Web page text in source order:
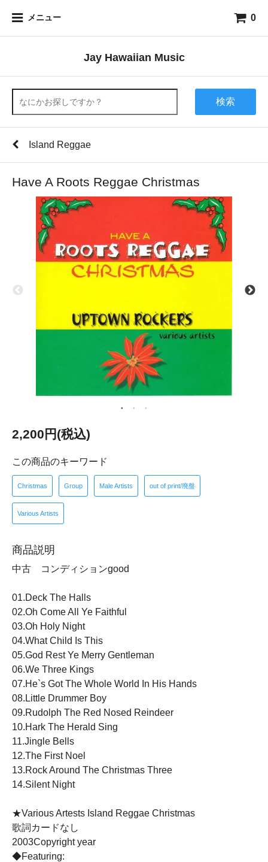
メニュー 0
Jay Hawaiian Music
検索
Island Reggae
Have A Roots Reggae Christmas
2,200円(税込)
この商品のキーワード
Christmas Group Male Artists out of print/廃盤
Various Artists
商品説明
中古 コンディションgood
01.Deck The Halls
02.Oh Come All Ye Faithful
03.Oh Holy Night
04.What Child Is This
05.God Rest Ye Merry Gentleman
06.We Three Kings
07.He`s Got The Whole World In His Hands
08.Little Drummer Boy
09.Rudolph The Red Nosed Reindeer
10.Hark The Herald Sing
11.Jingle Bells
12.The First Noel
13.Rock Around The Christmas Three
14.Silent Night
★Various Artests Island Reggae Christmas
歌詞カードなし
2003Copyright year
◆Featuring: